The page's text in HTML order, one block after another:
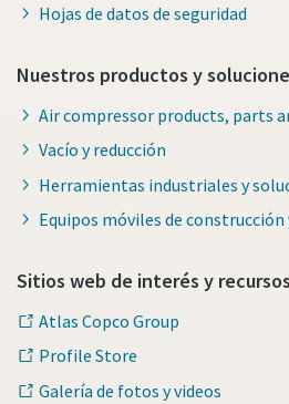
Hojas de datos de seguridad
Nuestros productos y
Air compressor products, parts
Vacío y reducción
Herramientas industriales y
Equipos móviles de
Sitios web de interés y recursos
Atlas Copco Group
Profile Store
Galería de fotos y videos